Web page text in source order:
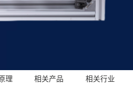
理 相关产品 相关行业